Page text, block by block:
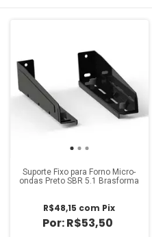
Suporte Fixo para Forno Micro-
ondas Preto SBR 5.1 Brasforma
R$53,50
R$48,15 com Pix